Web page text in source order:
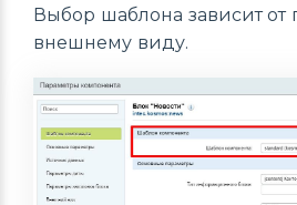
Выбор шаблона зависит
внешнему виду.